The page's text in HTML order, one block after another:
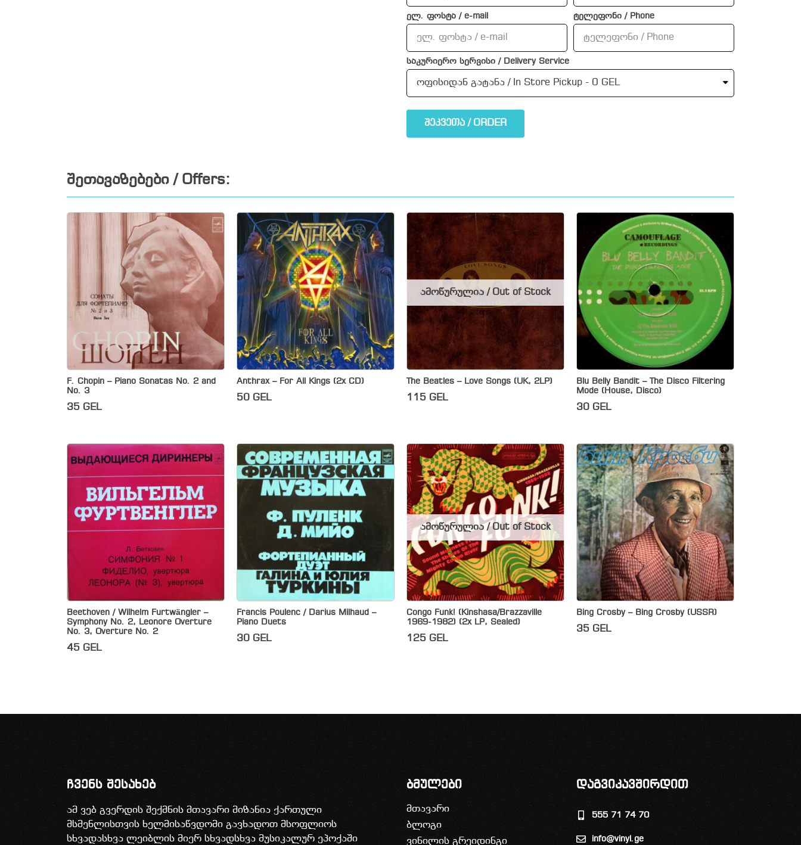
ელ. ფოსტა / e-mail ტელეფონი / Phone
საკურიერო სერვისი / Delivery Service
შეკვეთა / ORDER
შეთავაზებები / Offers:
F. Chopin – Piano Sonatas No. 2 and
No. 3
35 GEL
Anthrax – For All Kings (2x CD)
50 GEL
The Beatles – Love Songs (UK, 2LP)
115 GEL
ამოწურულია / Out of Stock
Blu Belly Bandit – The Disco Filtering
Mode (House, Disco)
30 GEL
Beethoven / Wilhelm Furtwängler –
Symphony No. 2, Leonore Overture
No. 3, Overture No. 2
45 GEL
Francis Poulenc / Darius Milhaud –
Piano Duets
30 GEL
Congo Funk! (Kinshasa​/​Brazzaville
1969​-​1982) (2x LP, Sealed)
125 GEL
ამოწურულია / Out of Stock
Bing Crosby – Bing Crosby (USSR)
35 GEL
ჩვენს შესახებ
ამ ვებ გვერდის შექმნის მთავარი მიზანია ქართული
მსმენლისთვის ხელმისაწვდომი გავხადოთ მსოფლიოს
სხვადასხვა ლეიბლის მიერ სხვადსხვა მუსიკალურ ეპოქაში
ბმულები
მთავარი
ბლოგი
ვინილის გრეიდინგი
დაგვიკავშირდით
555 71 74 70
info@vinyl.ge